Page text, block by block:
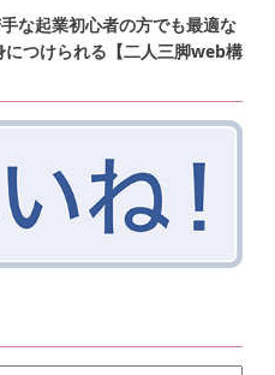
な起業初心者の方でも最適な
つけられる【二人三脚web構